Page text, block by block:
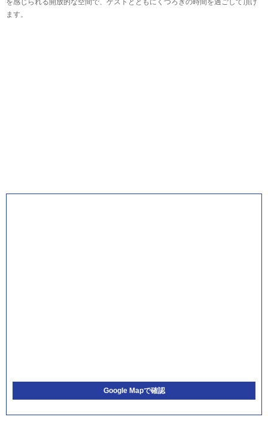
を感じられる開放的な空間で、ゲストとともにくつろぎの時間を過ごして頂け
ます。
Google Mapで確認